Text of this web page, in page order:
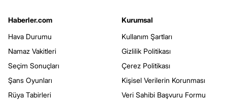
Haberler.com
Hava Durumu
Namaz Vakitleri
Seçim Sonuçları
Şans Oyunları
Rüya Tabirleri
Kurumsal
Kullanım Şartları
Gizlilik Politikası
Çerez Politikası
Kişisel Verilerin Korunması
Veri Sahibi Başvuru Formu